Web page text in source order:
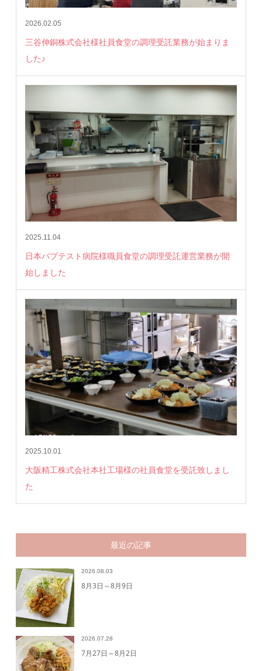
2026.02.05
三谷伸銅株式会社様社員食堂の調理受託業務が始まりま
した♪
2025.11.04
日本バプテスト病院様職員食堂の調理受託運営業務が開
始しました
2025.10.01
大阪精工株式会社本社工場様の社員食堂を受託致しまし
た
最近の記事
2026.08.03
8月3日～8月9日
2026.07.28
7月27日～8月2日